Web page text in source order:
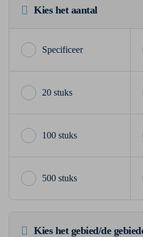
Kies het aantal
20 stuks
100 stuks
500 stuks
Kies het gebied/de